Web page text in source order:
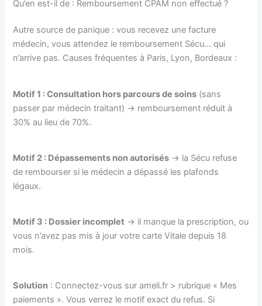
Qu’en est-il de : Remboursement CPAM non effectué ?
Autre source de panique : vous recevez une facture
médecin, vous attendez le remboursement Sécu… qui
n’arrive pas. Causes fréquentes à Paris, Lyon, Bordeaux :
Motif 1 : Consultation hors parcours de soins (sans
passer par médecin traitant) → remboursement réduit à
30% au lieu de 70%.
Motif 2 : Dépassements non autorisés → la Sécu refuse
de rembourser si le médecin a dépassé les plafonds
légaux.
Motif 3 : Dossier incomplet → il manque la prescription, ou
vous n’avez pas mis à jour votre carte Vitale depuis 18
mois.
Solution : Connectez-vous sur ameli.fr > rubrique « Mes
paiements ». Vous verrez le motif exact du refus. Si